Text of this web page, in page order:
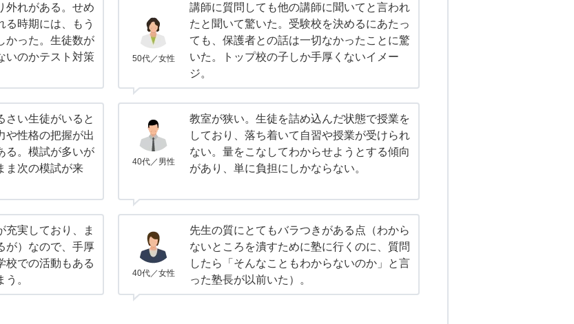
外れがある。せめ
る時期には、もう
かった。生徒数が
いのかテスト対策
50代／女性
講師に質問しても他の講師に聞いてと言われ
たと聞いて驚いた。受験校を決めるにあたっ
ても、保護者との話は一切なかったことに驚
いた。トップ校の子しか手厚くないイメー
ジ。
さい生徒がいると
や性格の把握が出
る。模試が多いが
ま次の模試が来
40代／男性
教室が狭い。生徒を詰め込んだ状態で授業を
しており、落ち着いて自習や授業が受けられ
ない。量をこなしてわからせようとする傾向
があり、単に負担にしかならない。
充実しており、ま
が）なので、手厚
校での活動もある
。
40代／女性
先生の質にとてもバラつきがある点（わから
ないところを潰すために塾に行くのに、質問
したら「そんなこともわからないのか」と言
った塾長が以前いた）。